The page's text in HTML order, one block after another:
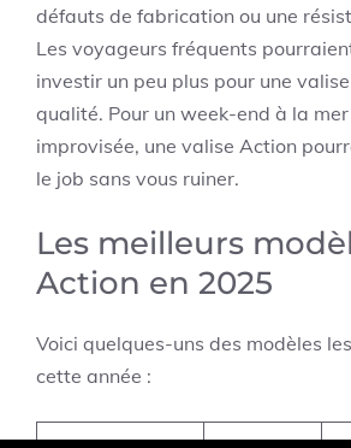
défauts de fabrication ou une
Les voyageurs fréquents
investir un peu plus pour une
qualité. Pour un week-end à la
improvisée, une valise Action
le job sans vous ruiner.
Les meilleurs
Action en 2025
Voici quelques-uns des modèles
cette année :